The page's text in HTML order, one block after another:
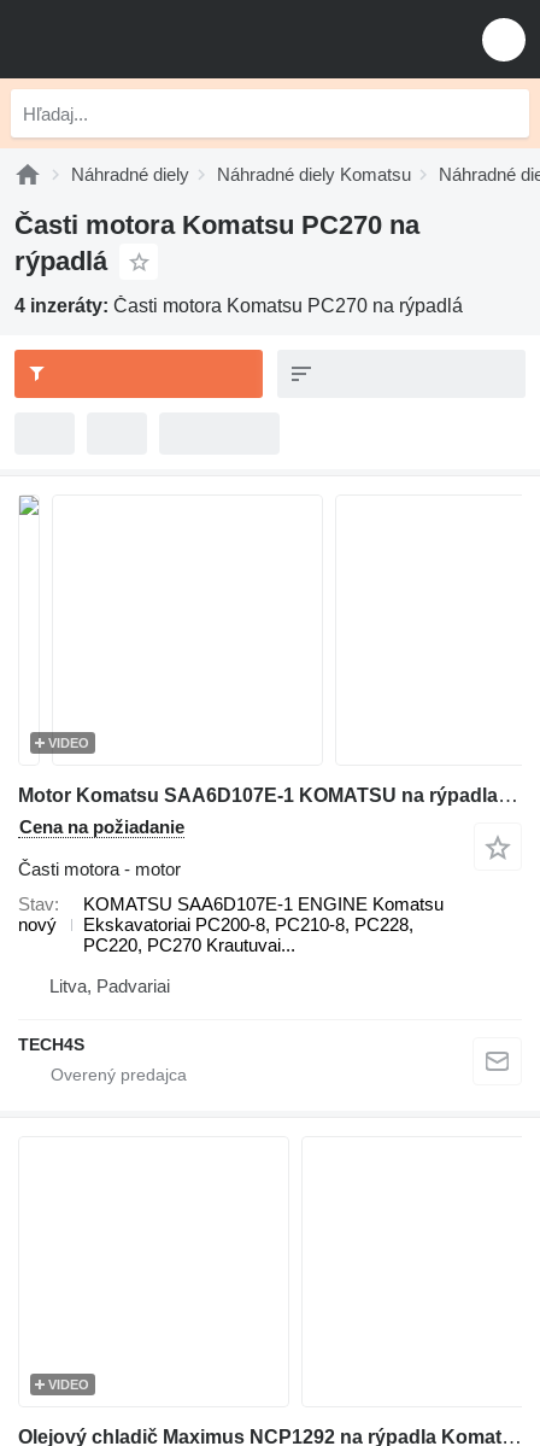
Náhradné diely Náhradné diely Komatsu Náhradné
Časti motora Komatsu PC270 na
rýpadlá
4 inzeráty: Časti motora Komatsu PC270 na rýpadlá
VIDEO
Motor Komatsu SAA6D107E-1 KOMATSU na rýpadla Komatsu PC200-8, PC210-8, PC228, PC220, PC270, WA200, WA250, WA270, WA320, WA380
Cena na požiadanie
Časti motora - motor
Stav
nový
KOMATSU SAA6D107E-1 ENGINE Komatsu
Ekskavatoriai PC200-8, PC210-8, PC228,
PC220, PC270 Krautuvai...
Litva, Padvariai
TECH4S
VIDEO
Olejový chladič Maximus NCP1292 na rýpadla Komatsu PC220 PC230 PC240 PC270 PC290